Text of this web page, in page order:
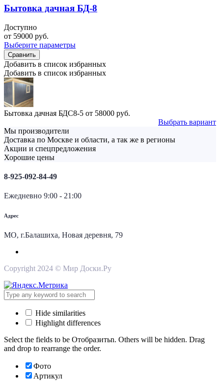
Бытовка дачная БД-8
Доступно
от 59000 руб.
Выберите параметры
Сравнить
Добавить в список избранных
Добавить в список избранных
Бытовка дачная БДС8-5 от 58000 руб.
Выбрать вариант
Мы производители
Доставка по Москве и области, а так же в регионы
Акции и спецпредложения
Хорошие цены
8-925-092-84-49
Ежедневно 9:00 - 21:00
Адрес
МО, г.Балашиха, Новая деревня, 79
Copyright 2024 © Мир Доски.Ру
Hide similarities
Highlight differences
Select the fields to be Отобразитьn. Others will be hidden. Drag
and drop to rearrange the order.
Фото
Артикул